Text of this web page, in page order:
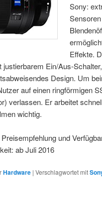
Sony:
Effekte.
justierbarem Ein/Aus-
Design. Um
auf einen ringförmigen
verlassen. Er arbeitet
wichtig.
und
ab Juli 2016
Hardware | Verschlagwortet mit